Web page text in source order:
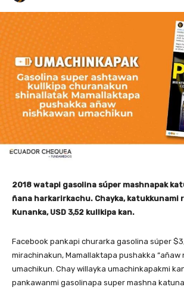
2018 watapi gasolina súper mashnapak
ñana harkarirkachu. Chayka, katukkunami
Kunanka, USD 3,52 kullkipa kan.
Facebook pankapi churarka gasolina súper
mirachinakun, Mamallaktapa pushakka “añaw
umachikun. Chay willayka umachinkapakmi
pankawanmi gasolinapa super mashna